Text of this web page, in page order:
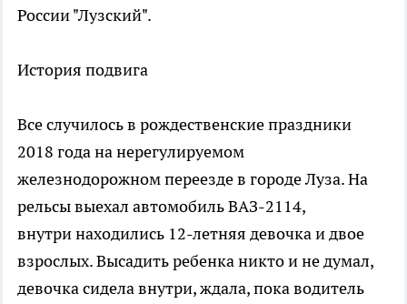
России "Лузский".
История подвига
Все случилось в рождественские праздники
2018 года на нерегулируемом
железнодорожном переезде в городе Луза. На
рельсы выехал автомобиль ВАЗ-2114,
внутри находились 12-летняя девочка и двое
взрослых. Высадить ребенка никто и не думал,
девочка сидела внутри, ждала, пока водитель